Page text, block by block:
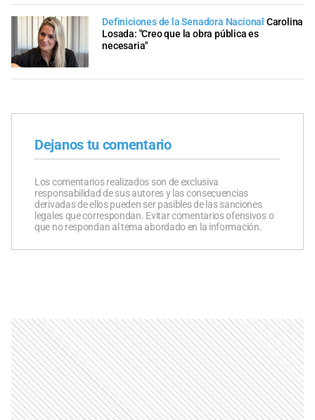
Definiciones de la Senadora Nacional Carolina
Losada: "Creo que la obra pública es
necesaria"
Dejanos tu comentario
Los comentarios realizados son de exclusiva
responsabilidad de sus autores y las consecuencias
derivadas de ellos pueden ser pasibles de las sanciones
legales que correspondan. Evitar comentarios ofensivos o
que no respondan al tema abordado en la información.